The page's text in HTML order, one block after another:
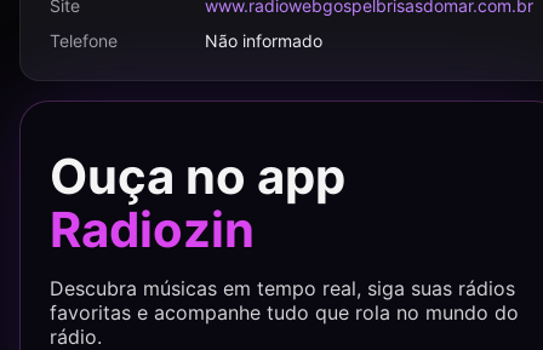
Site
www.radiowebgospelbrisasdomar.com.br
Telefone
Não informado
Ouça no app
Radiozin
Descubra músicas em tempo real, siga suas rádios
favoritas e acompanhe tudo que rola no mundo do
rádio.